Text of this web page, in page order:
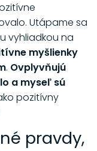
Utápame sa
vyhliadkou na
myšlienky
. Ovplyvňujú
a myseľ sú
pozitívny
pravdy,